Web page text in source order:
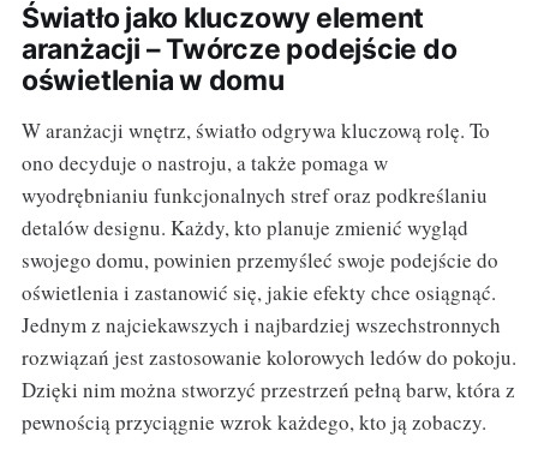
Światło jako kluczowy element
aranżacji – Twórcze podejście do
oświetlenia w domu
W aranżacji wnętrz, światło odgrywa kluczową rolę. To
ono decyduje o nastroju, a także pomaga w
wyodrębnianiu funkcjonalnych stref oraz podkreślaniu
detalów designu. Każdy, kto planuje zmienić wygląd
swojego domu, powinien przemyśleć swoje podejście do
oświetlenia i zastanowić się, jakie efekty chce osiągnąć.
Jednym z najciekawszych i najbardziej wszechstronnych
rozwiązań jest zastosowanie kolorowych ledów do pokoju.
Dzięki nim można stworzyć przestrzeń pełną barw, która z
pewnością przyciągnie wzrok każdego, kto ją zobaczy.